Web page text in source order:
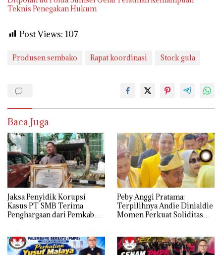
Teknis Penegakan Hukum
Post Views: 107
Produsen sembako Rapat koordinasi Stock gula
Baca Juga
Jaksa Penyidik Korupsi
Kasus PT SMB Terima
Penghargaan dari Pemkab
Peby Anggi Pratama:
Terpilihnya Andie Dinialdie
Momen Perkuat Soliditas